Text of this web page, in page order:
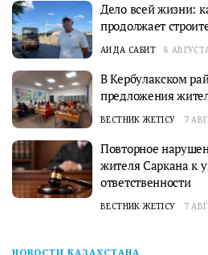
Дело всей жизни:
продолжает
АИДА САБИТ 8
В Кербулакском
предложения
ВЕСТНИК ЖЕТІСУ 7
Повторное
жителя Саркана к
ответственности
ВЕСТНИК ЖЕТІСУ 7
НОВОСТИ КАЗАХСТАНА